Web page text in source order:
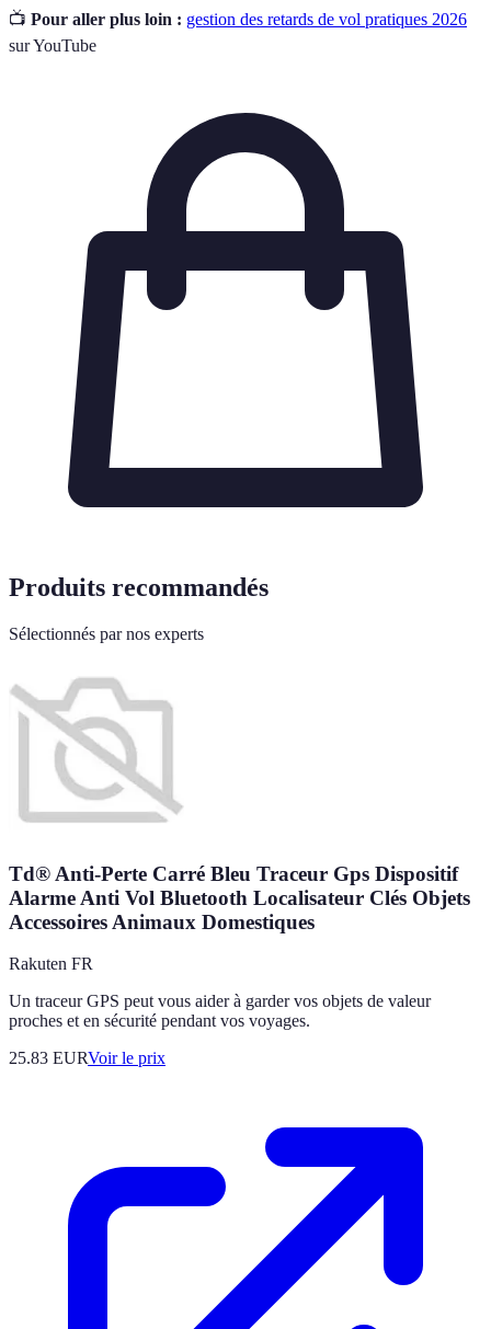
📺 Pour aller plus loin : gestion des retards de vol pratiques 2026
sur YouTube
Produits recommandés
Sélectionnés par nos experts
Td® Anti-Perte Carré Bleu Traceur Gps Dispositif
Alarme Anti Vol Bluetooth Localisateur Clés Objets
Accessoires Animaux Domestiques
Rakuten FR
Un traceur GPS peut vous aider à garder vos objets de valeur
proches et en sécurité pendant vos voyages.
25.83 EURVoir le prix